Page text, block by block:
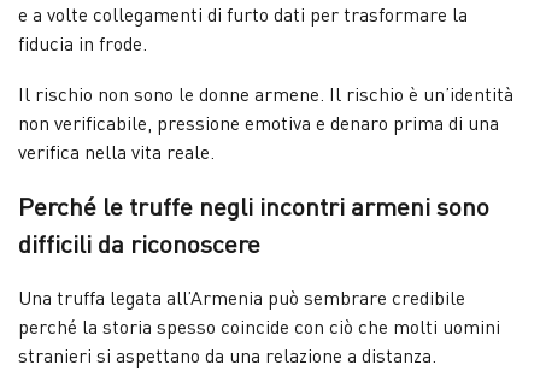
e a volte collegamenti di furto dati per trasformare la
fiducia in frode.
Il rischio non sono le donne armene. Il rischio è un’identità
non verificabile, pressione emotiva e denaro prima di una
verifica nella vita reale.
Perché le truffe negli incontri armeni sono
difficili da riconoscere
Una truffa legata all’Armenia può sembrare credibile
perché la storia spesso coincide con ciò che molti uomini
stranieri si aspettano da una relazione a distanza.